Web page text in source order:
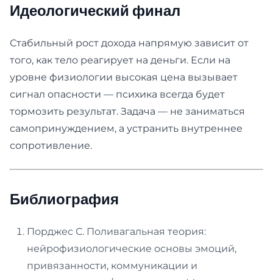
Идеологический финал
Стабильный рост дохода напрямую зависит от
того, как тело реагирует на деньги. Если на
уровне физиологии высокая цена вызывает
сигнал опасности — психика всегда будет
тормозить результат. Задача — не заниматься
самопринуждением, а устранить внутреннее
сопротивление.
Библиография
Порджес С. Поливагальная теория:
нейрофизиологические основы эмоций,
привязанности, коммуникации и